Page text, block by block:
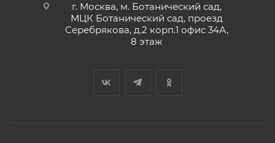
г. Москва, м. Ботанический сад,
МЦК Ботанический сад, проезд
Серебрякова, д.2 корп.1 офис 34А,
8 этаж